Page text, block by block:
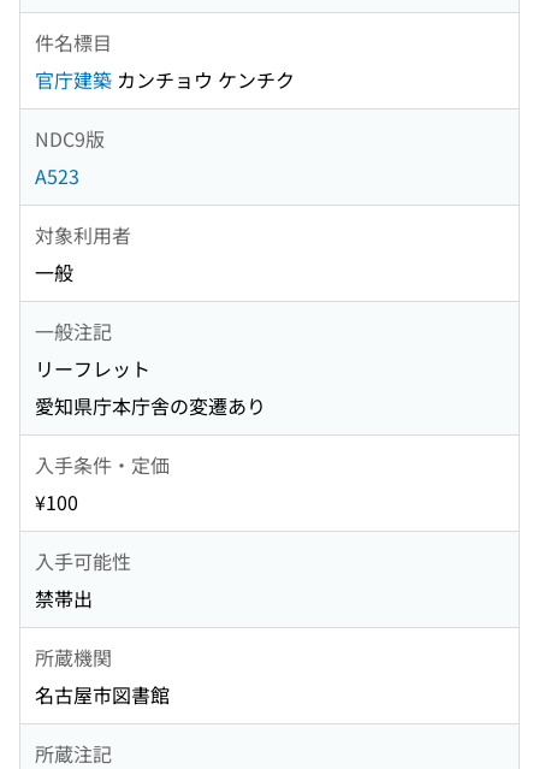
件名標目
官庁建築 カンチョウ ケンチク
NDC9版
A523
対象利用者
一般
一般注記
リーフレット
愛知県庁本庁舎の変遷あり
入手条件・定価
¥100
入手可能性
禁帯出
所蔵機関
名古屋市図書館
所蔵注記